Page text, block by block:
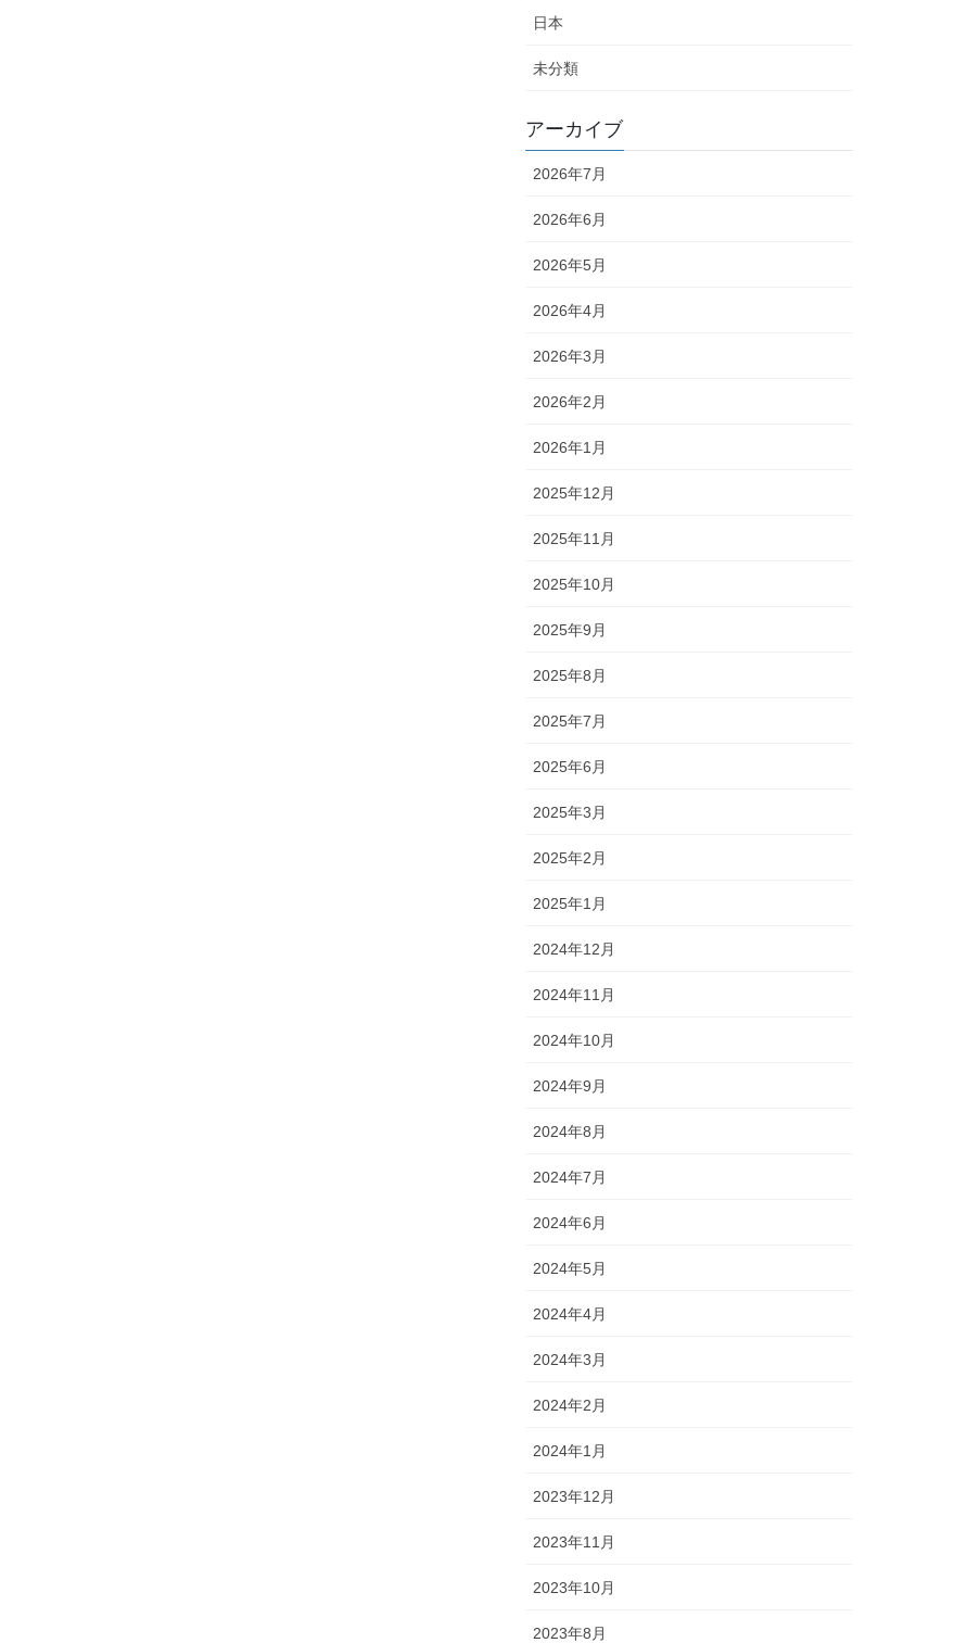
日本
未分類
アーカイブ
2026年7月
2026年6月
2026年5月
2026年4月
2026年3月
2026年2月
2026年1月
2025年12月
2025年11月
2025年10月
2025年9月
2025年8月
2025年7月
2025年6月
2025年3月
2025年2月
2025年1月
2024年12月
2024年11月
2024年10月
2024年9月
2024年8月
2024年7月
2024年6月
2024年5月
2024年4月
2024年3月
2024年2月
2024年1月
2023年12月
2023年11月
2023年10月
2023年8月